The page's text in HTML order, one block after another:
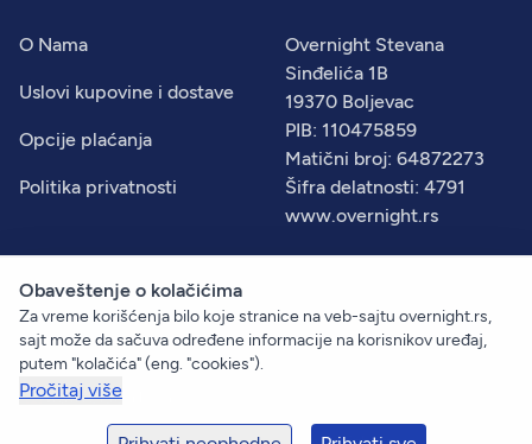
O Nama
Uslovi kupovine i dostave
Opcije plaćanja
Politika privatnosti
Overnight Stevana
Sinđelića 1B
19370 Boljevac
PIB: 110475859
Matični broj: 64872273
Šifra delatnosti: 4791
www.overnight.rs
© 2026Overnight. Sva prava zadržana.
Created by:Dejan Vukelić
Obaveštenje o kolačićima
Za vreme korišćenja bilo koje stranice na veb-sajtu overnight.rs,
sajt može da sačuva određene informacije na korisnikov uređaj,
putem "kolačića" (eng. "cookies").
Pročitaj više